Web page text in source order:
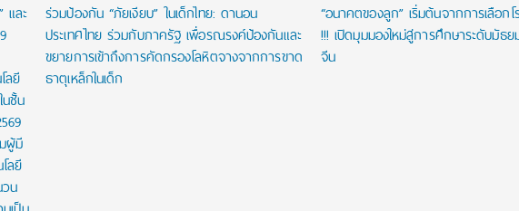
และ
ลยี
ชั้น
ผู้มี
ลยี
น
ร่วมป้องกัน “ภัยเงียบ” ในเด็กไทย: ดานอน
ประเทศไทย ร่วมกับภาครัฐ เพื่อรณรงค์ป้องกันและ
ขยายการเข้าถึงการคัดกรองโลหิตจางจากการขาด
ธาตุเหล็กในเด็ก
“อนาคตของลูก” เริ่มต้นจากการเลือกโ
!!! เปิดมุมมองใหม่สู่การศึกษาระดับมัธย
จีน